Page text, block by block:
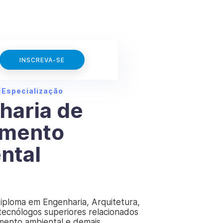
INSCREVA-SE
Especialização
de
em Engenharia, Arquitetura,
superiores relacionados